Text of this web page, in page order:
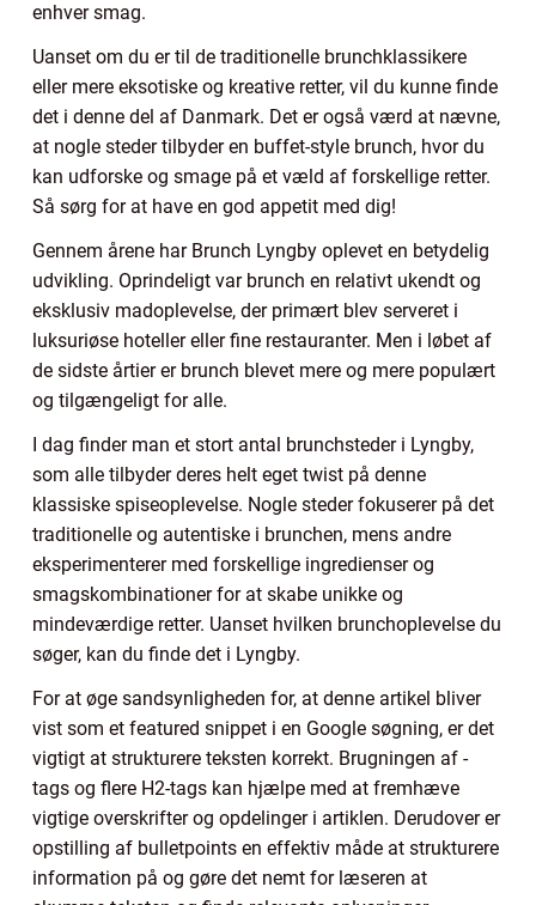
enhver smag.
Uanset om du er til de traditionelle brunchklassikere
eller mere eksotiske og kreative retter, vil du kunne finde
det i denne del af Danmark. Det er også værd at nævne,
at nogle steder tilbyder en buffet-style brunch, hvor du
kan udforske og smage på et væld af forskellige retter.
Så sørg for at have en god appetit med dig!
Gennem årene har Brunch Lyngby oplevet en betydelig
udvikling. Oprindeligt var brunch en relativt ukendt og
eksklusiv madoplevelse, der primært blev serveret i
luksuriøse hoteller eller fine restauranter. Men i løbet af
de sidste årtier er brunch blevet mere og mere populært
og tilgængeligt for alle.
I dag finder man et stort antal brunchsteder i Lyngby,
som alle tilbyder deres helt eget twist på denne
klassiske spiseoplevelse. Nogle steder fokuserer på det
traditionelle og autentiske i brunchen, mens andre
eksperimenterer med forskellige ingredienser og
smagskombinationer for at skabe unikke og
mindeværdige retter. Uanset hvilken brunchoplevelse du
søger, kan du finde det i Lyngby.
For at øge sandsynligheden for, at denne artikel bliver
vist som et featured snippet i en Google søgning, er det
vigtigt at strukturere teksten korrekt. Brugningen af -
tags og flere H2-tags kan hjælpe med at fremhæve
vigtige overskrifter og opdelinger i artiklen. Derudover er
opstilling af bulletpoints en effektiv måde at strukturere
information på og gøre det nemt for læseren at